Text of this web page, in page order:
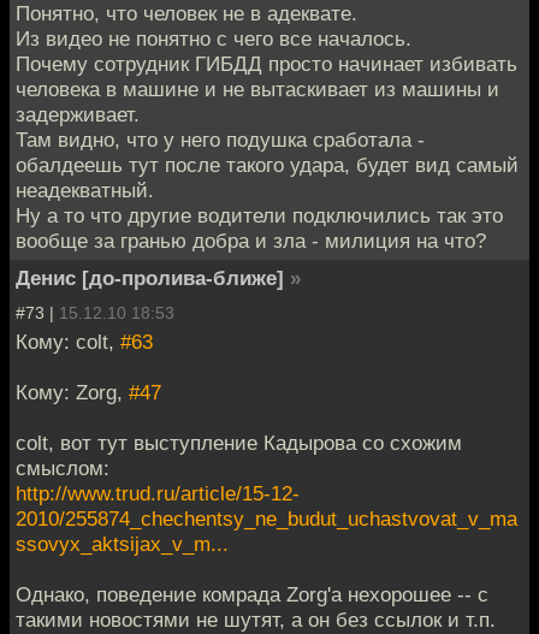
Понятно, что человек не в адеквате.
Из видео не понятно с чего все началось.
Почему сотрудник ГИБДД просто начинает избивать
человека в машине и не вытаскивает из машины и
задерживает.
Там видно, что у него подушка сработала -
обалдеешь тут после такого удара, будет вид самый
неадекватный.
Ну а то что другие водители подключились так это
вообще за гранью добра и зла - милиция на что?
Денис [до-пролива-ближе] »
#73 | 15.12.10 18:53
Кому: colt, #63
Кому: Zorg, #47
colt, вот тут выступление Кадырова со схожим
смыслом:
http://www.trud.ru/article/15-12-
2010/255874_chechentsy_ne_budut_uchastvovat_v_ma
ssovyx_aktsijax_v_m...
Однако, поведение комрада Zorg'а нехорошее -- с
такими новостями не шутят, а он без ссылок и т.п.